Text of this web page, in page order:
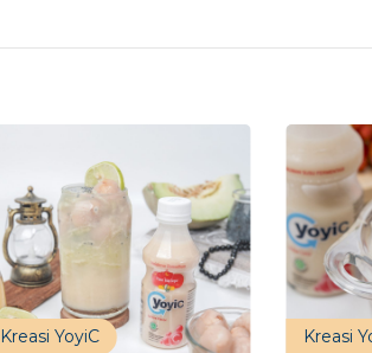
Kreasi YoyiC Kreasi